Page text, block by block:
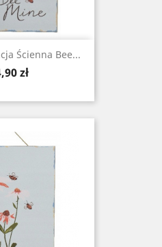
Ścienna Bee...
zł